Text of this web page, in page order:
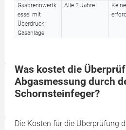
Gasbrennwertk
essel mit
Überdruck-
Gasanlage
Alle 2 Jahre
Was kostet die
Abgasmessung durch
Schornsteinfeger?
Die Kosten für die Überprüfung